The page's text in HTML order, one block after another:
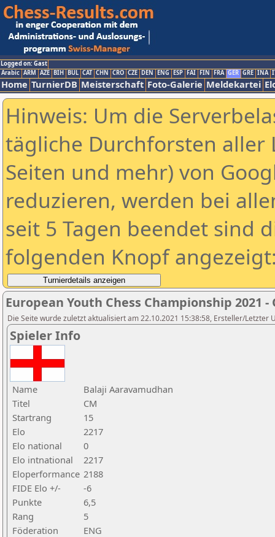
Logged on: Gast
Arabic ARM AZE BIH BUL CAT CHN CRO CZE DEN ENG ESP FAI FIN FRA GER GRE INA
Home TurnierDB Meisterschaft Foto-Galerie Meldekartei
Hinweis: Um die
tägliche Durchforsten aller
Seiten und mehr) von
reduzieren, werden bei
seit 5 Tagen beendet sind
folgenden Knopf
European Youth Chess Championship 2021 -
Die Seite wurde zuletzt aktualisiert am 22.10.2021 15:38:58, Ersteller/Letzter
Spieler Info
Name
Balaji Aaravamudhan
Titel
CM
Startrang
15
Elo
2217
Elo national
0
Elo intnational
2217
Eloperformance 2188
FIDE Elo +/-
-6
Punkte
6,5
Rang
5
Föderation
ENG